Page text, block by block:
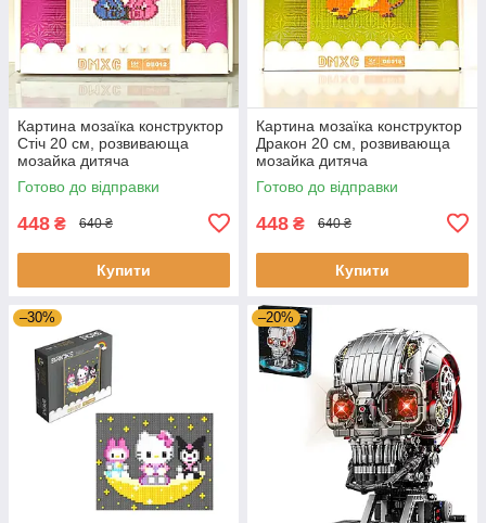
Картина мозаїка конструктор
Стіч 20 см, розвивающа
мозайка дитяча
Готово до відправки
448 ₴ 640 ₴
Купити
Картина мозаїка конструктор
Дракон 20 см, розвивающа
мозайка дитяча
Готово до відправки
448 ₴ 640 ₴
Купити
–30% –20%